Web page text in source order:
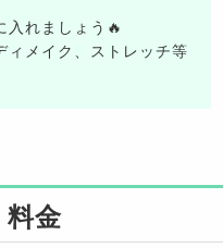
入れましょう🔥
ィメイク、ストレッチ等
料金